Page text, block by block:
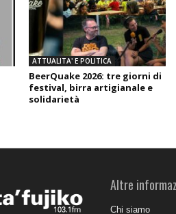
ATTUALITA' E POLITICA
BeerQuake 2026: tre giorni di
festival, birra artigianale e
solidarietà
Altre
Chi siamo